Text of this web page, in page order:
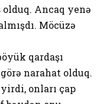
olduq. Ancaq yenə
Möcüzə
qardaşı
narahat olduq.
onları çap